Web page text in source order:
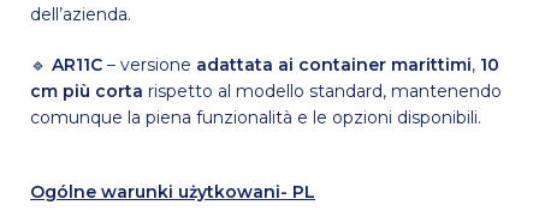
dell’azienda.
🔹AR11C – versione adattata ai container marittimi, 10
cm più corta rispetto al modello standard, mantenendo
comunque la piena funzionalità e le opzioni disponibili.
Ogólne warunki użytkowani- PL